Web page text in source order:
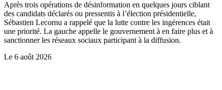
Après trois opérations de désinformation en quelques jours ciblant
des candidats déclarés ou pressentis à l’élection présidentielle,
Sébastien Lecornu a rappelé que la lutte contre les ingérences était
une priorité. La gauche appelle le gouvernement à en faire plus et à
sanctionner les réseaux sociaux participant à la diffusion.
Le 6 août 2026